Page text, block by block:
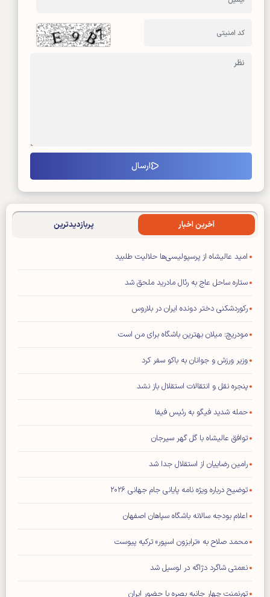
آخرین اخبار پربازدیدترین
امید عالیشاه از پرسپولیسی‌ها حلالیت طلبید
ستاره ساحل عاج به رئال مادرید ملحق شد
رکوردشکنی دختر دونده ایران در بلاروس
مودریچ: میلان بهترین باشگاه برای من است
وزیر ورزش و جوانان به باکو سفر کرد
پنجره نقل و انتقالات استقلال باز نشد
حمله شدید فیگو به رئیس فیفا
توافق عالیشاه با گل گهر سیرجان
رامین رضاییان از استقلال جدا شد
توضیح درباره ویژه نامه پایانی جام جهانی ۲۰۲۶
اعلام بودجه سالانه باشگاه سپاهان اصفهان
محمد صلاح به «ترابزون اسپور» ترکیه پیوست
نعمتی شاگرد دژاگه در لوسیل شد
تورنمنت چهار جانبه بصره با حضور ایران